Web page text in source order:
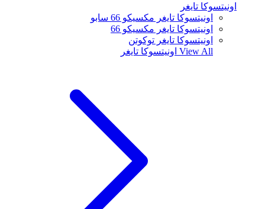
اونيتسوكا تايغر
اونيتسوكا تايغر مكسيكو 66 سابو
اونيتسوكا تايغر مكسيكو 66
اونيتسوكا تايغر توكوتن
View All اونيتسوكا تايغر